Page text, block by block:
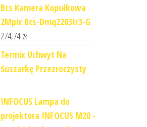
Bcs Kamera Kopułkowa
2Mpix Bcs-Dmq2203Ir3-G
274,74 zł
Termix Uchwyt Na
Suszarkę Przezroczysty
INFOCUS Lampa do
projektora INFOCUS M20 -